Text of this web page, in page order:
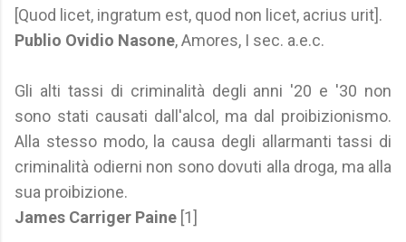
[Quod licet, ingratum est, quod non licet, acrius urit].
Publio Ovidio Nasone, Amores, I sec. a.e.c.
Gli alti tassi di criminalità degli anni '20 e '30 non
sono stati causati dall'alcol, ma dal proibizionismo.
Alla stesso modo, la causa degli allarmanti tassi di
criminalità odierni non sono dovuti alla droga, ma alla
sua proibizione.
James Carriger Paine [1]